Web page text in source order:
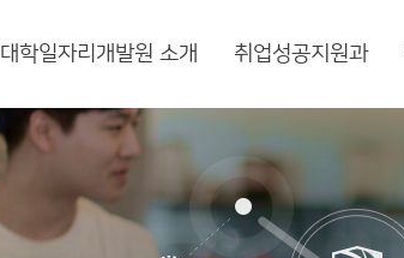
대학일자리개발원 소개 취업성공지원과